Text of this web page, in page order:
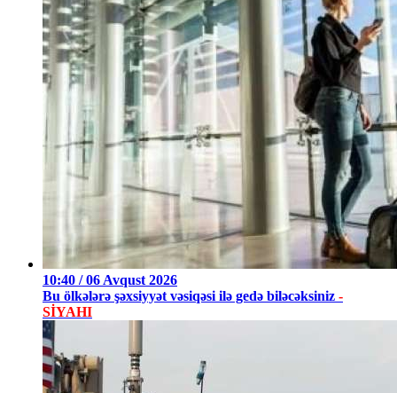
10:40 / 06 Avqust 2026
Bu ölkələrə şəxsiyyət vəsiqəsi ilə gedə biləcəksiniz -
SİYAHI